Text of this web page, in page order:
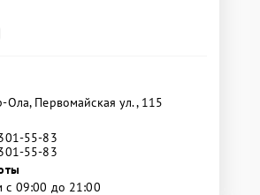
Ола, Первомайская ул., 115
55-83
55-83
с 09:00 до 21:00